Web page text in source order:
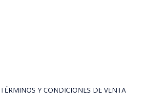
TÉRMINOS Y CONDICIONES DE VENTA